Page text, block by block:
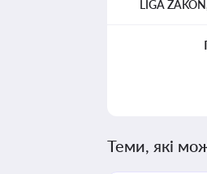
LIGA
Теми, які